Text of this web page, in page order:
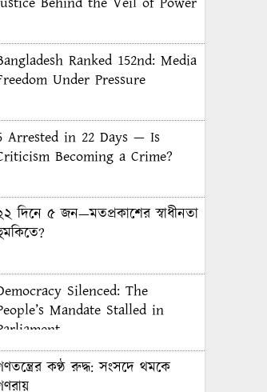
Ranked 152nd: Media
Under Pressure
Arrested in 22 Days — Is
Becoming a Crime?
দিনে ৫ জন—মতপ্রকাশের স্বাধীনতা
Silenced: The
Mandate Stalled in
কণ্ঠ রুদ্ধ: সংসদে থমকে